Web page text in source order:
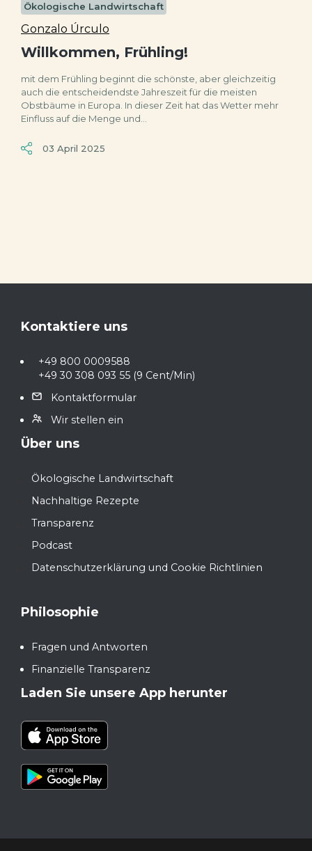
Ökologische Landwirtschaft
Gonzalo Úrculo
Willkommen, Frühling!
mit dem Frühling beginnt die schönste, aber gleichzeitig
auch die entscheidendste Jahreszeit für die meisten
Obstbäume in Europa. In dieser Zeit hat das Wetter mehr
Einfluss auf die Menge und...
03 April 2025
Footer
Kontaktiere uns
+49 800 0009588
+49 30 308 093 55 (9 Cent/Min)
Kontaktformular
Wir stellen ein
Über uns
Ökologische Landwirtschaft
Nachhaltige Rezepte
Transparenz
Podcast
Datenschutzerklärung und Cookie Richtlinien
Philosophie
Fragen und Antworten
Finanzielle Transparenz
Laden Sie unsere App herunter